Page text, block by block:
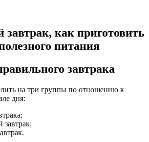
как приготовить
питания
завтрака
на три группы по отношению к
дня:
завтрак;